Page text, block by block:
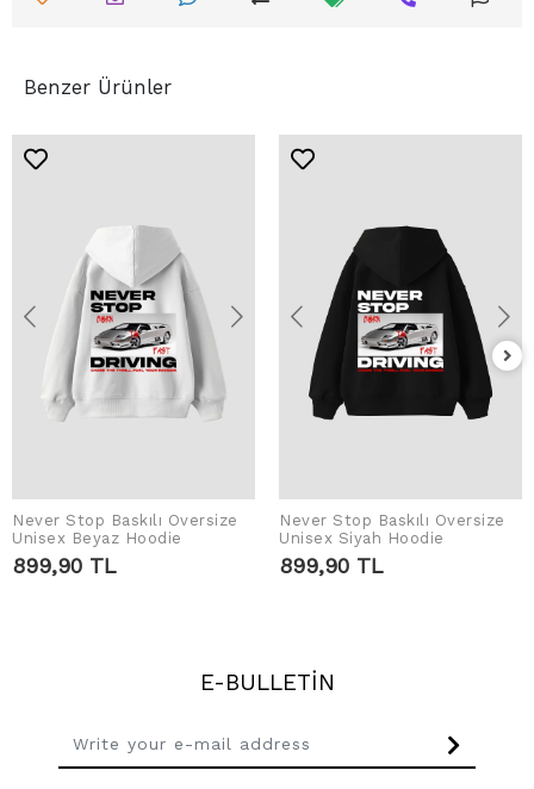
Benzer Ürünler
ADD TO CART
Never Stop Baskılı Oversize
Unisex Beyaz Hoodie
899,90 TL
ADD TO CART
Never Stop Baskılı Oversize
Unisex Siyah Hoodie
899,90 TL
E-BULLETİN